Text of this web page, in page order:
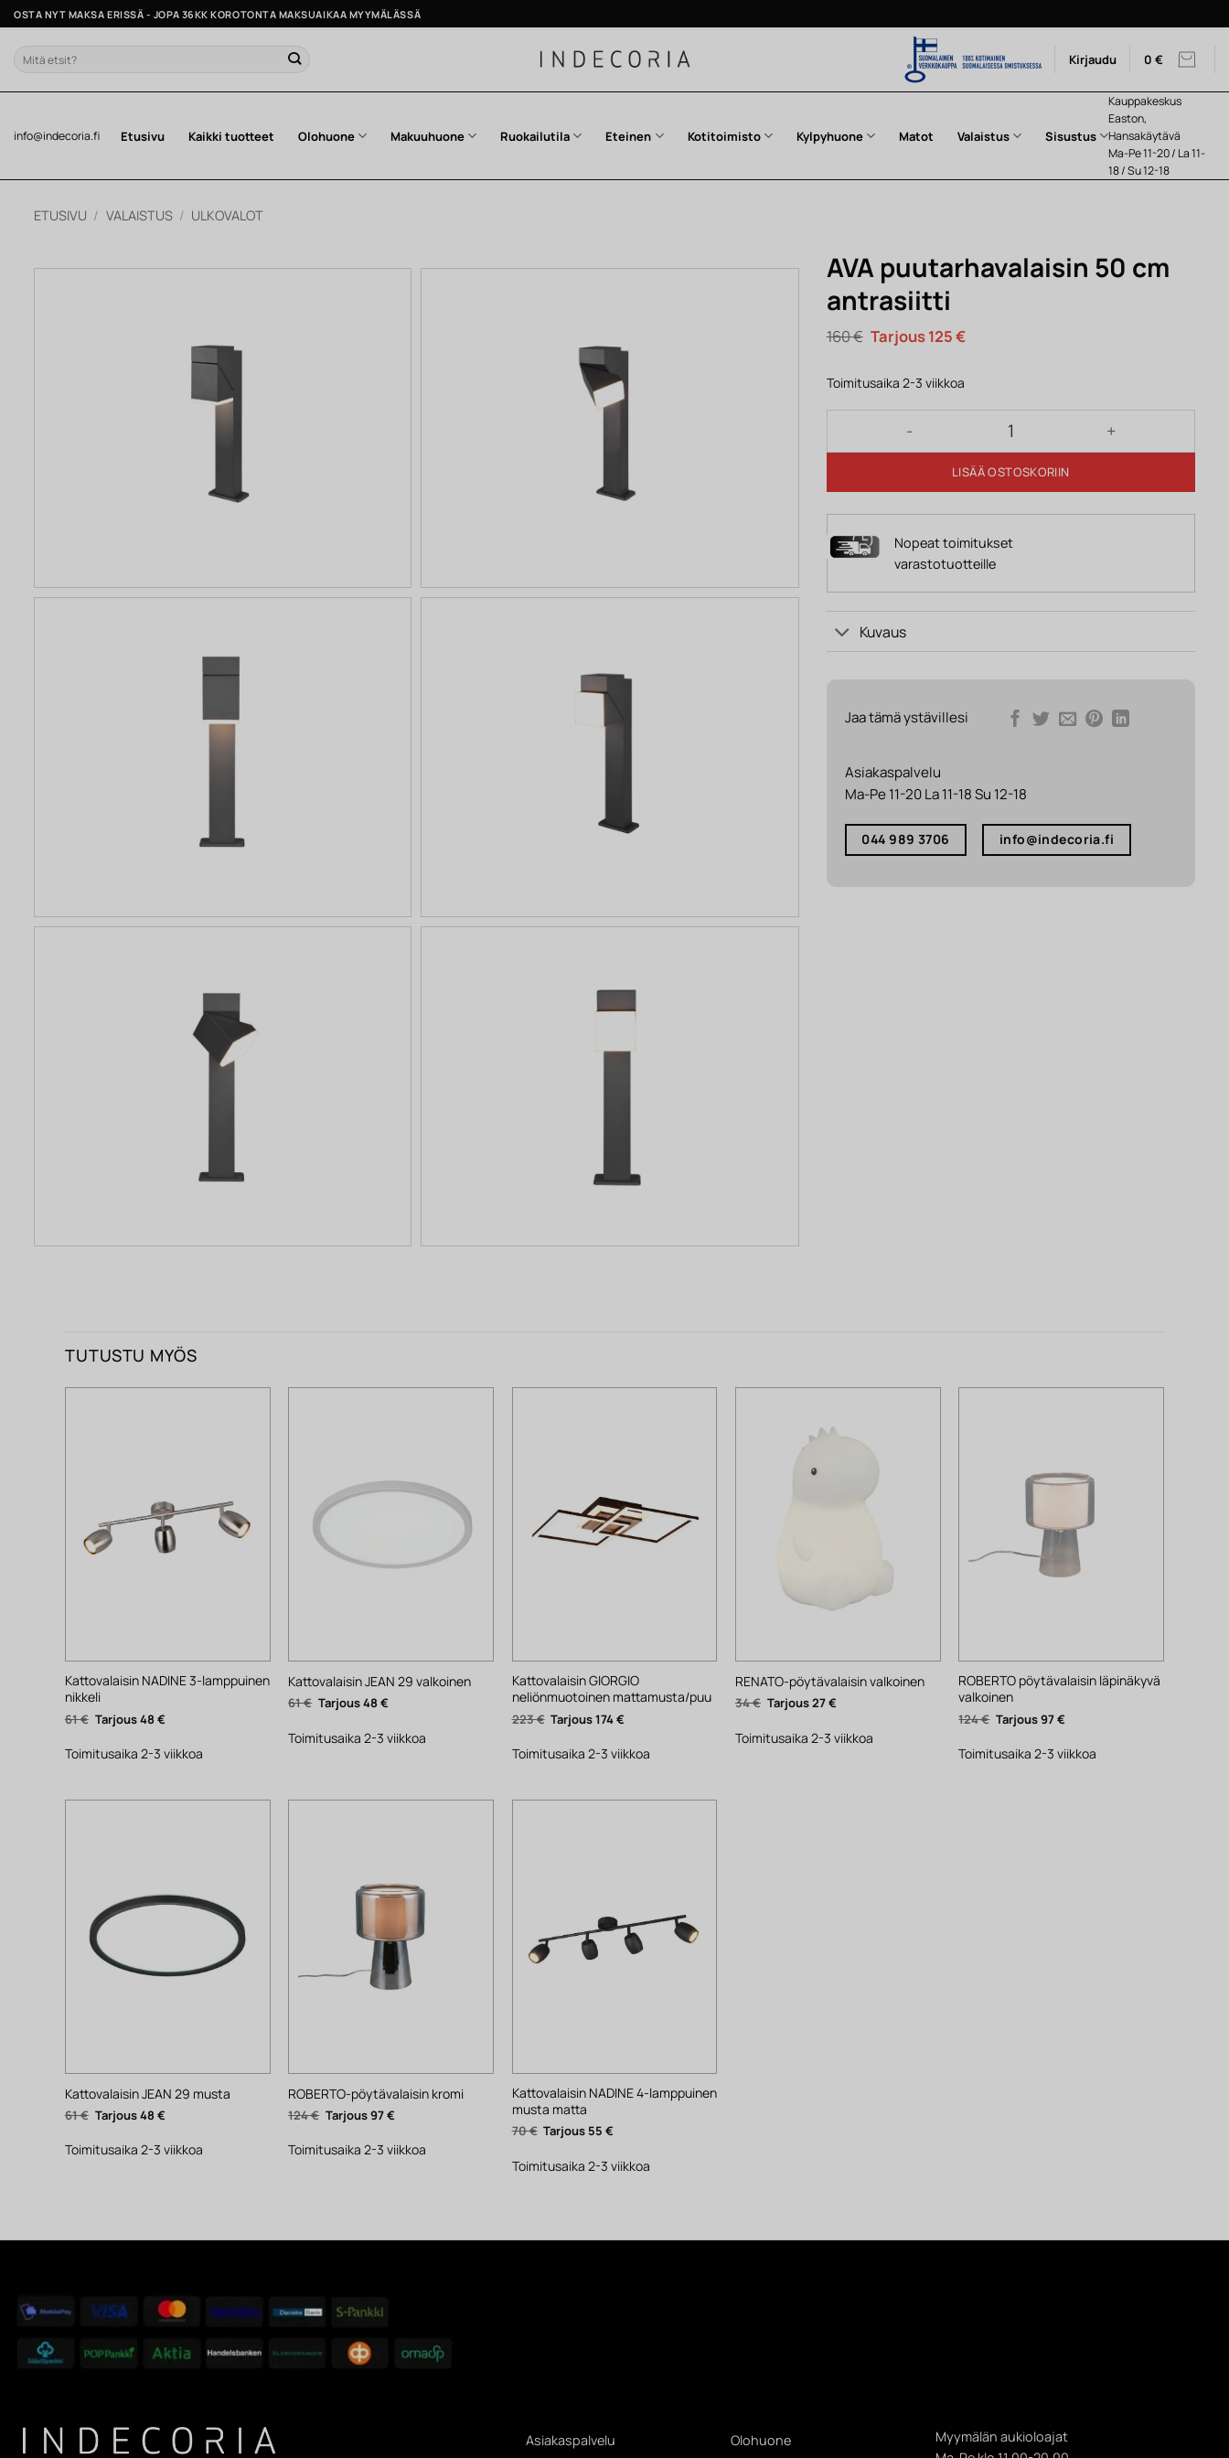
Skip
to
content
OSTA NYT MAKSA ERISSÄ - JOPA 36KK KOROTONTA MAKSUAIKAA MYYMÄLÄSSÄ
Etsi: Kirjaudu 0 €
info@indecoria.fi Etusivu Kaikki tuotteet Olohuone Makuuhuone Ruokailutila Eteinen Kotitoimisto Kylpyhuone Matot Valaistus Sisustus
Kauppakeskus
Easton,
Hansakäytävä
Ma-Pe 11-20 / La 11-
18 / Su 12-18
ETUSIVU / VALAISTUS / ULKOVALOT
AVA puutarhavalaisin 50 cm
antrasiitti
160€ Alkuperäinen
hinta
160 €.
125€Nykyinen
Toimitusaika 2-3 viikkoa
AVA puutarhavalaisin 50 cm antrasiitti määrä
LISÄÄ OSTOSKORIIN
Nopeat toimitukset
varastotuotteille
Kuvaus
Jaa tämä ystävillesi
Asiakaspalvelu
Ma-Pe 11-20 La 11-18 Su 12-18
044 989 3706 info@indecoria.fi
TUTUSTU MYÖS
Kattovalaisin NADINE 3-lamppuinen
nikkeli
61€ Alkuperäinen
hinta
61 €.
48 €Nykyinen
hinta
48 €.
Toimitusaika 2-3 viikkoa
Kattovalaisin JEAN 29 valkoinen
61€ Alkuperäinen
hinta
61 €.
48€
48 €.
Toimitusaika 2-3 viikkoa
Kattovalaisin GIORGIO
neliönmuotoinen mattamusta/puu
223€ Alkuperäinen
hinta
223 €.
174€
174 €.
Toimitusaika 2-3 viikkoa
RENATO-pöytävalaisin valkoinen
34€ Alkuperäinen
hinta
34 €.
27€Nykyinen
hinta
27 €.
Toimitusaika 2-3 viikkoa
ROBERTO pöytävalaisin läpinäkyvä
valkoinen
124€ Alkuperäinen
hinta
124 €.
97€
97 €.
Toimitusaika 2-3 viikkoa
Kattovalaisin JEAN 29 musta
61€ Alkuperäinen
hinta
61 €.
48 €Nykyinen
hinta
48 €.
Toimitusaika 2-3 viikkoa
ROBERTO-pöytävalaisin kromi
124€ Alkuperäinen
hinta
124 €.
97€
97 €.
Toimitusaika 2-3 viikkoa
Kattovalaisin NADINE 4-lamppuinen
musta matta
70€ Alkuperäinen
hinta
70 €.
55€
55 €.
Toimitusaika 2-3 viikkoa
Asiakaspalvelu Olohuone
Myymälän aukioloajat